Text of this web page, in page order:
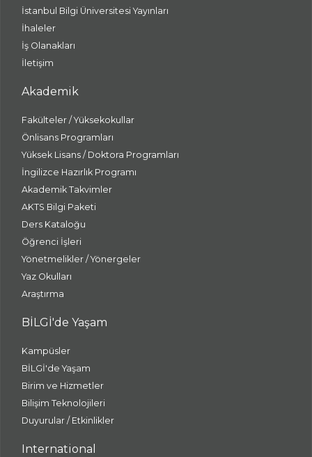
İstanbul Bilgi Üniversitesi Yayınları
İhaleler
İş Olanakları
İletişim
Akademik
Fakülteler / Yüksekokullar
Önlisans Programları
Yüksek Lisans / Doktora Programları
İngilizce Hazırlık Programı
Akademik Takvimler
AKTS Bilgi Paketi
Ders Kataloğu
Öğrenci İşleri
Yönetmelikler / Yönergeler
Yaz Okulları
Araştırma
BİLGİ'de Yaşam
Kampüsler
BİLGİ'de Yaşam
Birim ve Hizmetler
Bilişim Teknolojileri
Duyurular / Etkinlikler
International